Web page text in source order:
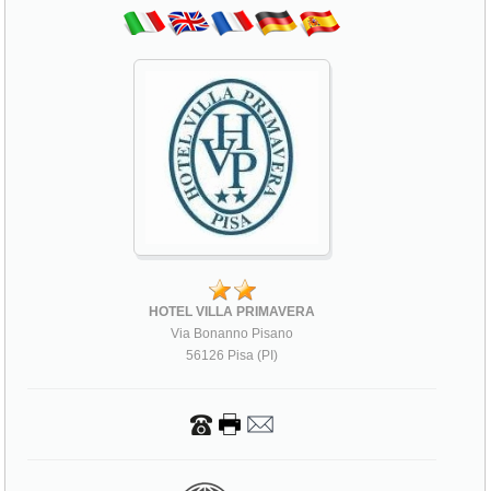
HOTEL VILLA PRIMAVERA
Via Bonanno Pisano
56126 Pisa (PI)